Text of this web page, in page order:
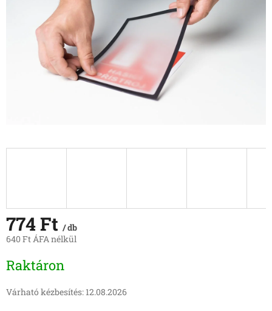
774 Ft / db
640 Ft ÁFA nélkül
Raktáron
Várható kézbesítés: 12.08.2026